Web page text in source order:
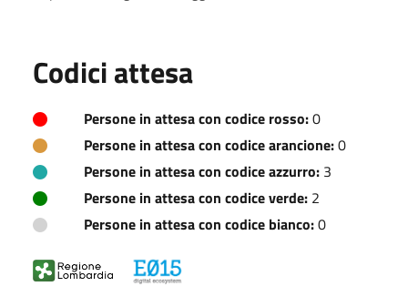
Codici attesa
Persone in attesa con codice rosso:0
Persone in attesa con codice arancione:0
Persone in attesa con codice azzurro: 3
Persone in attesa con codice verde: 2
Persone in attesa con codice bianco:0